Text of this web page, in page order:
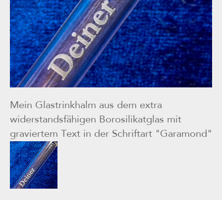
Mein Glastrinkhalm aus dem extra
widerstandsfähigen Borosilikatglas mit
graviertem Text in der Schriftart "Garamond"